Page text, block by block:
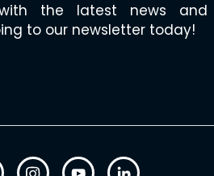
the latest news and
to our newsletter today!